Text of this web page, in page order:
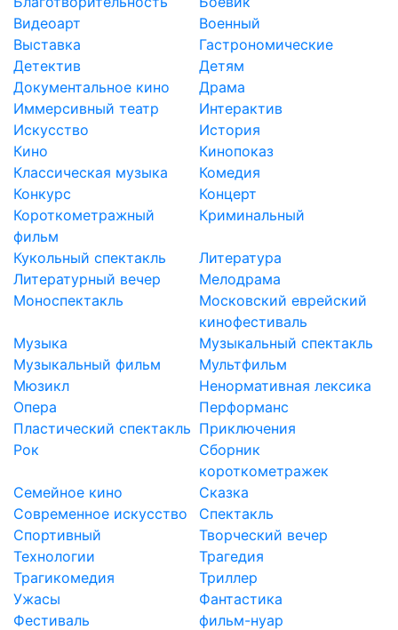
Видеоарт
Военный
Выставка
Гастрономические
Детектив
Детям
Документальное кино
Драма
Иммерсивный театр
Интерактив
Искусство
История
Кино
Кинопоказ
Классическая музыка
Комедия
Конкурс
Концерт
Короткометражный
фильм
Криминальный
Кукольный спектакль
Литература
Литературный вечер
Мелодрама
Моноспектакль
Московский еврейский
кинофестиваль
Музыка
Музыкальный спектакль
Музыкальный фильм
Мультфильм
Мюзикл
Ненормативная лексика
Опера
Перформанс
Пластический спектакль Приключения
Рок
Сборник
короткометражек
Семейное кино
Сказка
Современное искусство
Спектакль
Спортивный
Творческий вечер
Технологии
Трагедия
Трагикомедия
Триллер
Ужасы
Фантастика
Фестиваль
фильм-нуар